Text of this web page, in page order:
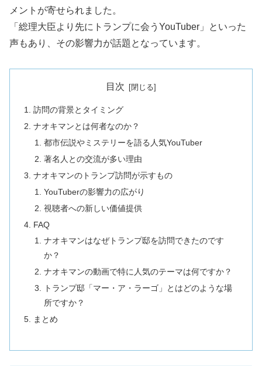
メントが寄せられました。
「総理大臣より先にトランプに会うYouTuber」といった
声もあり、その影響力が話題となっています。
目次
訪問の背景とタイミング
ナオキマンとは何者なのか？
都市伝説やミステリーを語る人気YouTuber
著名人との交流が多い理由
ナオキマンのトランプ訪問が示すもの
YouTuberの影響力の広がり
視聴者への新しい価値提供
FAQ
ナオキマンはなぜトランプ邸を訪問できたのです
か？
ナオキマンの動画で特に人気のテーマは何ですか？
トランプ邸「マー・ア・ラーゴ」とはどのような場
所ですか？
まとめ